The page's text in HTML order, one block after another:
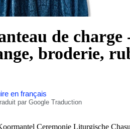
de
broderie,
en français
par Google Traduction
Ceremonie Liturgische